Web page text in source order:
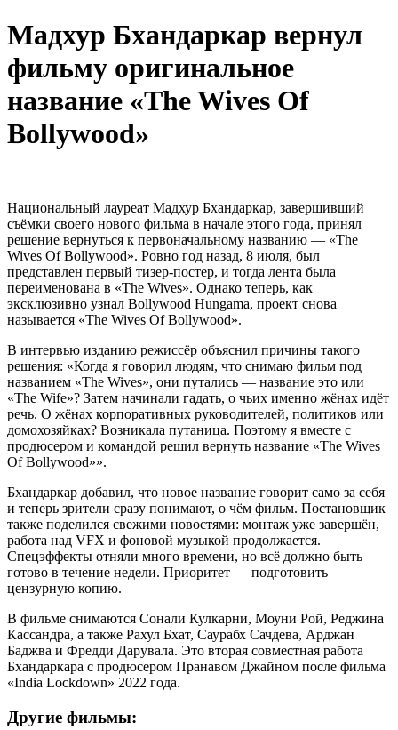
Мадхур Бхандаркар вернул
фильму оригинальное
название «The Wives Of
Bollywood»
Национальный лауреат Мадхур Бхандаркар, завершивший
съёмки своего нового фильма в начале этого года, принял
решение вернуться к первоначальному названию — «The
Wives Of Bollywood». Ровно год назад, 8 июля, был
представлен первый тизер-постер, и тогда лента была
переименована в «The Wives». Однако теперь, как
эксклюзивно узнал Bollywood Hungama, проект снова
называется «The Wives Of Bollywood».
В интервью изданию режиссёр объяснил причины такого
решения: «Когда я говорил людям, что снимаю фильм под
названием «The Wives», они путались — название это или
«The Wife»? Затем начинали гадать, о чьих именно жёнах идёт
речь. О жёнах корпоративных руководителей, политиков или
домохозяйках? Возникала путаница. Поэтому я вместе с
продюсером и командой решил вернуть название «The Wives
Of Bollywood»».
Бхандаркар добавил, что новое название говорит само за себя
и теперь зрители сразу понимают, о чём фильм. Постановщик
также поделился свежими новостями: монтаж уже завершён,
работа над VFX и фоновой музыкой продолжается.
Спецэффекты отняли много времени, но всё должно быть
готово в течение недели. Приоритет — подготовить
цензурную копию.
В фильме снимаются Сонали Кулкарни, Моуни Рой, Реджина
Кассандра, а также Рахул Бхат, Саурабх Сачдева, Арджан
Баджва и Фредди Дарувала. Это вторая совместная работа
Бхандаркара с продюсером Пранавом Джайном после фильма
«India Lockdown» 2022 года.
Другие фильмы: